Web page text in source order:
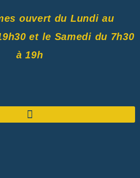
ouvert du Lundi au
et le Samedi du 7h30
à 19h